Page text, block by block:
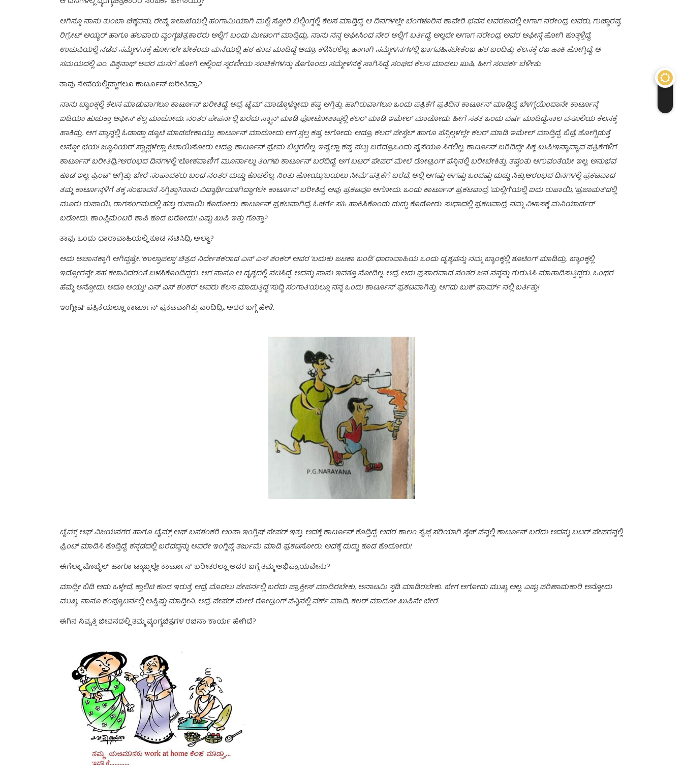
ಆಗಿನ್ನೂ ನಾನು ತುಂಬಾ ಚಿಕ್ಕವನು, ರೇಷ್ಮೆ ಇಲಾಖೆಯಲ್ಲಿ ಹಂಗಾಮಿಯಾಗಿ ಮಲ್ಟಿ ಸ್ಟೋರಿ ಬಿಲ್ಡಿಂಗ್ನಲ್ಲಿ ಕೆಲಸ ಮಾಡ್ತಿದ್ದೆ. ಆ ದಿನಗಳಲ್ಲೇ ಬೆಂಗಳೂರಿನ ಕಾವೇರಿ ಭವನ ಆವರಣದಲ್ಲಿ ಆಗಾಗ ನರೇಂದ್ರ ಅವರು, ಗುಜ್ಜಾರಪ್ಪ,
ರಿಗ್ರೇಟ್ ಅಯ್ಯರ್ ಹಾಗೂ ಹಲವಾರು ವ್ಯಂಗ್ಯಚಿತ್ರಕಾರರು ಅಲ್ಲಿಗೆ ಬಂದು ಮೀಟಿಂಗ್ ಮಾಡ್ತಿದ್ರು. ನಾನು ನನ್ನ ಆಫೀಸಿಂದ ನೇರ ಅಲ್ಲಿಗೆ ಬರ್ತಿದ್ದೆ. ಅಲ್ಲದೇ ಆಗಾಗ ನರೇಂದ್ರ ಅವರ ಆಫೀಸ್ಗೆ ಹೋಗಿ ಕೂತ್ಕಳ್ತಿದ್ದೆ.
ಉಡುಪಿಯಲ್ಲಿ ನಡೆದ ಸಮ್ಮೇಳನಕ್ಕೆ ಹೋಗಲೇ ಬೇಕೆಂದು ಮನೆಯಲ್ಲಿ ಹಠ ಕೂಡ ಮಾಡಿದ್ದೆ ಆದ್ರೂ ಕಳಿಸಿರಲಿಲ್ಲ. ಹಾಗಾಗಿ ಸಮ್ಮೇಳನಗಳಲ್ಲಿ ಭಾಗವಹಿಸಬೇಕೆಂಬ ಹಠ ಬಂದಿತ್ತು. ಕೆಲಸಕ್ಕೆ ರಜ ಹಾಕಿ ಹೋಗ್ತಿದ್ದೆ. ಆ
ಸಮಯದಲ್ಲಿ ಎಂ. ವಿಶ್ವನಾಥ್ ಅವರ ಮನೆಗೆ ಹೋಗಿ ಅಲ್ಲಿಂದ ಸ್ಮರಣೀಯ ಸಂಚಿಕೆಗಳನ್ನು ತೊಗೊಂಡು ಸಮ್ಮೇಳನಕ್ಜೆ ಸಾಗಿಸಿದ್ದೆ. ಸಂಘದ ಕೆಲಸ ಮಾಡಲು ಖುಷಿ. ಹೀಗೆ ಸಂಪರ್ಕ ಬೆಳೀತು.
ತಾವು ಸೇವೆಯಲ್ಲಿದ್ದಾಗಲೂ ಕಾರ್ಟೂನ್ ಬರೀತಿದ್ರಾ?
ನಾನು ಬ್ಯಾಂಕ್ನಲ್ಲಿ ಕೆಲಸ ಮಾಡುವಾಗಲೂ ಕಾರ್ಟೂನ್ ಬರೀತಿದ್ದೆ. ಅದ್ರೆ ಟೈಮ್ ಮಾಡ್ಕೊಳ್ಳೋದು ಕಷ್ಟ ಆಗ್ತಿತ್ತು. ಹಾಗಿರುವಾಗಲೂ ಒಂದು ಪತ್ರಿಕೆಗೆ ಪ್ರತಿದಿನ ಕಾರ್ಟೂನ್ ಮಾಡ್ತಿದ್ದೆ. ಬೆಳಗ್ಗೆಯಿಂದಾನೇ ಕಾರ್ಟೂನ್ಗೆ
ಐಡಿಯಾ ಹುಡುಕ್ತಾ ಆಫೀಸ್ ಕೆಲ್ಸ ಮಾಡೋದು. ನಂತರ ಪೇಪರ್ನಲ್ಲಿ ಬರೆದು ಸ್ಕ್ಯಾನ್ ಮಾಡಿ ಫೋಟೋಶಾಪ್ನಲ್ಲಿ ಕಲರ್ ಮಾಡಿ ಇಮೇಲ್ ಮಾಡೋದು. ಹೀಗೆ ಸತತ ಒಂದು ವರ್ಷ ಮಾಡಿದ್ದೆ.ಸಾಲ ವಸೂಲಿಯ ಕೆಲಸಕ್ಕೆ
ಹಾಕಿದ್ರು‌. ಆಗ ವ್ಯಾನ್ನಲ್ಲಿ ಓಡಾಡ್ತಾ ಡ್ಯೂಟಿ ಮಾಡಬೇಕಾಯ್ತು. ಕಾರ್ಟೂನ್ ಮಾಡೋದು ಆಗ ಸ್ವಲ್ಪ ಕಷ್ಟ ಆಗೋದು‌. ಆದ್ರೂ ಕಲರ್ ಪೇಸ್ಟೆಲ್ ಹಾಗೂ ಪೆನ್ಸಿಲ್ಗಳಲ್ಲೇ ಕಲರ್ ಮಾಡಿ ಇಮೇಲ್ ಮಾಡ್ತಿದ್ದೆ. ಬಿಟ್ರೆ ಹೋಗ್ಬಿಡುತ್ತೆ
ಅನ್ನೋ ಭಯ! ಜ್ಯೂನಿಯರ್ ಸ್ಟ್ಯಾಫ್ಗಳೆಲ್ಲಾ ಕಿಚಾಯಿಸೋರು ಆದ್ರೂ ಕಾರ್ಟೂನ್ ಪ್ರೇಮ ಬಿಟ್ಟಿರಲಿಲ್ಲ. ಇಷ್ಟೆಲ್ಲಾ ಕಷ್ಟ ಪಟ್ಟು ಬರೆದ್ರೂಒಂದು ಪೈಸೆಯೂ ಸಿಗಲಿಲ್ಲ. ಕಾರ್ಟೂನ್ ಬರಿದಿದ್ದೇ ಸಿಕ್ಕ ಖುಷಿ!ಇನ್ಯಾವ್ಯಾವ ಪತ್ರಿಕೆಗಳಿಗೆ
ಕಾರ್ಟೂನ್ ಬರೀತಿದ್ರಿ?ಆರಂಭದ ದಿನಗಳಲ್ಲಿ ‘ಲೋಕವಾಣಿ’ಗೆ ಮೂರ್ನಾಲ್ಲು ತಿಂಗಳು ಕಾರ್ಟೂನ್ ಬರೆದಿದ್ದೆ. ಆಗ ಬಟರ್ ಪೇಪರ್ ಮೇಲೆ ರೋಟ್ರಿಂಗ್ ಪೆನ್ನಿನಲ್ಲಿ ಬರೀಬೇಕಿತ್ತು. ತಪ್ಪಂತು ಆಗುವಂತೆಯೇ ಇಲ್ಲ. ಅನುಭವ
ಕೂಡ ಇಲ್ಲ. ಪ್ರಿಂಟ್ ಆಗ್ತಿತ್ತು. ಬೇರೆ ಸಂಪಾದಕರು ಬಂದ ನಂತರ ದುಡ್ಡು ಕೊಡಲಿಲ್ಲ. ನಿಂತು ಹೋಯ್ತು.’ಬಯಲು ಸೀಮೆ’ ಪತ್ರಿಕೆಗೆ ಬರೆದೆ, ಅಲ್ಲಿ ಆಗಷ್ಟು ಈಗಷ್ಟು ಒಂದಷ್ಟು ದುಡ್ಡು ಸಿಕ್ತು.ಆರಂಭದ ದಿನಗಳಲ್ಲಿ ಪ್ರಕಟವಾದ
ತಮ್ಮ ಕಾರ್ಟೂನ್ಗಳಿಗೆ ತಕ್ಕ ಸಂಭಾವನೆ ಸಿಗ್ತಿತ್ತಾ?ನಾನು ವಿದ್ಯಾರ್ಥಿಯಾಗಿದ್ದಾಗಲೇ ಕಾರ್ಟೂನ್ ಬರೀತಿದ್ದೆ. ಅವು ಪ್ರಕಟವೂ ಆಗೋದು. ಒಂದು ಕಾರ್ಟೂನ್ ಪ್ರಕಟವಾದ್ರೆ ‘ಮಲ್ಲಿಗೆ’ಯಲ್ಲಿ ಐದು ರುಪಾಯಿ, ‘ಪ್ರಜಾಮತ’ದಲ್ಲಿ
ಮೂರು ರುಪಾಯಿ, ರಾಗಸಂಗಮದಲ್ಲಿ ಹತ್ತು ರುಪಾಯಿ ಕೊಡೋರು. ಕಾರ್ಟೂನ್ ಪ್ರಕಟವಾಗಿದ್ರೆ ಓಚರ್ಗೆ ಸಹಿ ಹಾಕಿಸಿಕೊಂಡು ದುಡ್ಡು ಕೊಡೋರು. ಸುಧಾದಲ್ಲಿ ಪ್ರಕಟವಾದ್ರೆ ನಮ್ಮ ವಿಳಾಸಕ್ಕೆ ಮನಿಯಾರ್ಡರ್
ಬರೋದು. ಕಾಂಪ್ಲಿಮೆಂಟರಿ ಕಾಪಿ ಕೂಡ ಬರೋದು! ಎಷ್ಟು ಖುಷಿ ಇತ್ತು ಗೊತ್ತಾ?
ತಾವು ಒಂದು ಧಾರಾವಾಹಿಯಲ್ಲಿ ಕೂಡ ನಟಿಸಿದ್ರಿ ಅಲ್ವಾ?
ಅದು ಅಚಾನಕ್ಕಾಗಿ ಆಗಿದ್ದಷ್ಟೇ. ‘ಉಲ್ಟಾಪಲ್ಟಾ’ ಚಿತ್ರದ ನಿರ್ದೇಶಕರಾದ ಎನ್ ಎಸ್ ಶಂಕರ್ ಅವರ ‘ಬದುಕು ಜಟಕಾ ಬಂಡಿ’ ಧಾರಾವಾಹಿಯ ಒಂದು ದೃಶ್ಯವನ್ನು ನಮ್ಮ ಬ್ಯಾಂಕ್ನಲ್ಲಿ ಶೂಟಿಂಗ್ ಮಾಡಿದ್ರು. ಬ್ಯಾಂಕ್ನಲ್ಲಿ
ಇದ್ದೋರನ್ನೇ ಸಹ ಕಲಾವಿದರಂತೆ ಬಳಸಿಕೊಂಡಿದ್ದರು‌. ಆಗ ನಾನೂ ಆ ದೃಶ್ಯದಲ್ಲಿ ನಟಿಸಿದ್ದೆ. ಅದನ್ನು ನಾನು ಇವತ್ತೂ ನೋಡಿಲ್ಲ. ಅದ್ರೆ ಅದು ಪ್ರಸಾರವಾದ ನಂತರ ಜನ ನನ್ನನ್ನು ಗುರುತಿಸಿ ಮಾತಾಡಿಸುತ್ತಿದ್ದರು. ಒಂಥರ
ಹೆಮ್ಮೆ ಅನ್ಸೋದು. ಅದೂ ಆಯ್ತು! ಎನ್ ಎಸ್ ಶಂಕರ್ ಅವರು ಕೆಲಸ ಮಾಡುತ್ತಿದ್ದ ‘ಸುದ್ದಿ ಸಂಗಾತಿ’ಯಲ್ಲೂ ನನ್ನ ಒಂದು ಕಾರ್ಟೂನ್ ಪ್ರಕಟವಾಗಿತ್ತು. ಆಗದು ಬುಕ್ ಫಾರ್ಮ್ ನಲ್ಲಿ ಬರ್ತಿತ್ತು!
ಇಂಗ್ಲೀಷ್ ಪತ್ರಿಕೆಯಲ್ಲೂ ಕಾರ್ಟೂನ್ ಪ್ರಕಟವಾಗಿತ್ತು ಎಂದಿದ್ರಿ. ಅದರ ಬಗ್ಗೆ ಹೇಳಿ.
ಟೈಮ್ಸ್ ಆಫ್ ವಿಜಯನಗರ ಹಾಗೂ ಟೈಮ್ಸ್ ಆಫ್ ಬನಶಂಕರಿ ಅಂತಾ ಇಂಗ್ಲಿಷ್ ಪೇಪರ್ ಇತ್ತು. ಅದಕ್ಕೆ ಕಾರ್ಟೂನ್ ಕೊಡ್ತಿದ್ದೆ. ಅದರ ಕಾಲಂ ಸೈಜ್ಗೆ ಸರಿಯಾಗಿ ಸ್ಕೆಚ್ ಪೆನ್ನಲ್ಲಿ ಕಾರ್ಟೂನ್ ಬರೆದು ಅದನ್ನು ಬಟರ್ ಪೇಪರನ್ನಲ್ಲಿ
ಪ್ರಿಂಟ್ ಮಾಡಿಸಿ ಕೊಡ್ತಿದ್ದೆ. ಕನ್ನಡದಲ್ಲಿ ಬರೆದದ್ದನ್ನು ಅವರೇ ಇಂಗ್ಲಿಷ್ಗೆ ತರ್ಜುಮೆ ಮಾಡಿ ಪ್ರಕಟಿಸೋರು. ಅದಕ್ಕೆ ದುಡ್ಡು ಕೂಡ ಕೊಡೋರು!
ಈಗೆಲ್ಲಾ ಮೊಬೈಲ್ ಹಾಗೂ ಟ್ಯಾಬ್ನಲ್ಲೇ ಕಾರ್ಟೂನ್ ಬರೀತರಲ್ಲಾ ಅದರ ಬಗ್ಗೆ ತಮ್ಮ ಅಭಿಪ್ರಾಯವೇನು?
ಮಾಡ್ಲೀ ಬಿಡಿ ಅದು ಒಳ್ಳೇದೆ, ಕ್ಟಾಲಿಟಿ ಕೂಡ ಇರುತ್ತೆ, ಆದ್ರೆ ಮೊದಲು ಪೇಪರ್ನಲ್ಲಿ ಬರೆದು ಪ್ರಾಕ್ಟೀಸ್ ಮಾಡಿರಬೇಕು, ಅನಾಟಮಿ ಸ್ಟಡಿ‌ ಮಾಡಿರಬೇಕು. ಬೇಗ ಆಗೋದು ಮುಖ್ಯ ಅಲ್ಲ. ಎಷ್ಟು ಪರಿಣಾಮಕಾರಿ ಅನ್ನೋದು
ಮುಖ್ಯ. ನಾನೂ ಕಂಪ್ಯೂಟರ್ನಲ್ಲಿ ಅಷ್ಟಿಷ್ಟು ಮಾಡ್ತೀನಿ. ಅದ್ರೆ ಪೇಪರ್ ಮೇಲೆ ರೋಟ್ರಿಂಗ್ ಪೆನ್ನಿನಲ್ಲಿ ವರ್ಕ್ ಮಾಡಿ, ಕಲರ್ ಮಾಡೋ ಖುಷಿನೇ ಬೇರೆ.
ಈಗಿನ ನಿವೃತ್ತಿ ಜೀವನದಲ್ಲಿ ತಮ್ಮ ವ್ಯಂಗ್ಯಚಿತ್ರಗಳ ರಚನಾ ಕಾರ್ಯ ಹೇಗಿದೆ?